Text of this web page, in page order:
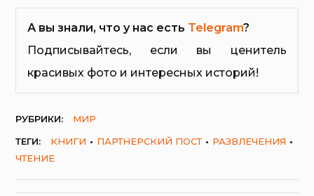
А вы знали, что у нас есть Telegram?
Подписывайтесь, если вы ценитель
красивых фото и интересных историй!
РУБРИКИ:
МИР
ТЕГИ:
КНИГИ ПАРТНЕРСКИЙ ПОСТ
РАЗВЛЕЧЕНИЯ
ЧТЕНИЕ